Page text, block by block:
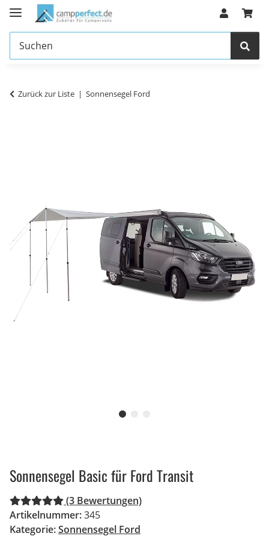
Zurück zur Liste Sonnensegel Ford
Sonnensegel Basic für Ford Transit
(3 Bewertungen)
Artikelnummer:345
Kategorie:Sonnensegel Ford